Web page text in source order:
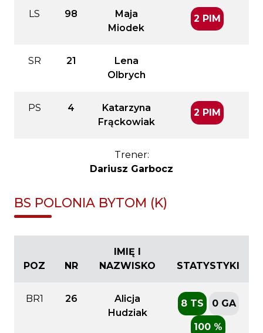
LS 98
Maja
Miodek
2 PIM
SR 21
Lena
Olbrych
PS 4
Katarzyna
Frąckowiak
2 PIM
Trener:
Dariusz Garbocz
BS POLONIA BYTOM (K)
POZ NR
IMIĘ I
NAZWISKO
STATYSTYKI
BR1 26
Alicja
Hudziak
8 TS 0 GA
100 %